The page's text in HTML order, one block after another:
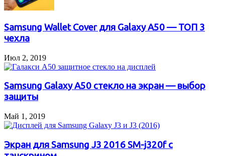
Samsung Wallet Cover для Galaxy A50 — ТОП 3
чехла
Июл 2, 2019
Samsung Galaxy A50 стекло на экран — выбор
защиты
Май 1, 2019
Экран для Samsung J3 2016 SM-j320f с